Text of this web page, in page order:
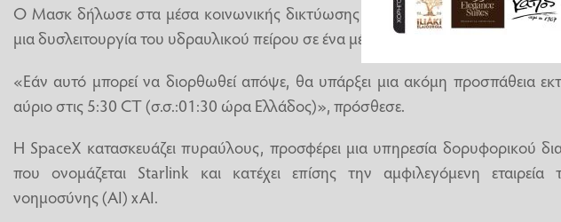
Ο Μασκ δήλωσε στα μέσα κοινωνικής δικτύωσης ότι η καθυστέρηση
μια δυσλειτουργία του υδραυλικού πείρου σε ένα μέρος του πύργου εκτόξευσης.
«Εάν αυτό μπορεί να διορθωθεί απόψε, θα υπάρξει μια ακόμη προσπάθεια
αύριο στις 5:30 CT (σ.σ.:01:30 ώρα Ελλάδος)», πρόσθεσε.
Η SpaceX κατασκευάζει πυραύλους, προσφέρει μια υπηρεσία δορυφορικού
που ονομάζεται Starlink και κατέχει επίσης την αμφιλεγόμενη εταιρεία
νοημοσύνης (AI) xAI.